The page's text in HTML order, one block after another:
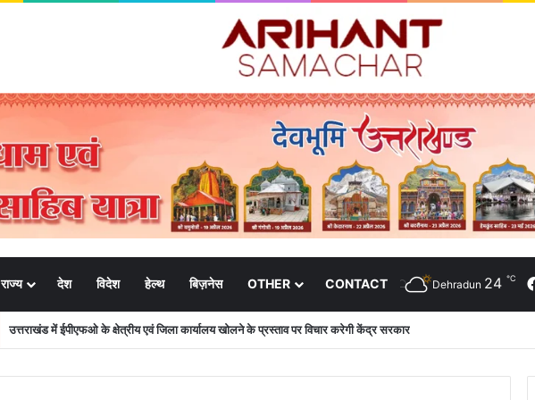
राज्य देश विदेश हेल्थ बिज़नेस OTHER CONTACT Dehradun 24 ℃
मुख्यमंत्री पुष्कर सिंह धामी के दिशा-निर्देशों में पीएम आवास योजना (शहरी) की प्रगति की हुई समीक्षा